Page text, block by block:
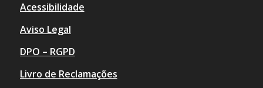
Acessibilidade
Aviso Legal
DPO – RGPD
Livro de Reclamações